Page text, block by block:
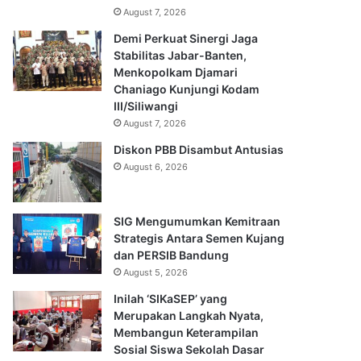
August 7, 2026
Demi Perkuat Sinergi Jaga
Stabilitas Jabar-Banten,
Menkopolkam Djamari
Chaniago Kunjungi Kodam
III/Siliwangi
August 7, 2026
Diskon PBB Disambut Antusias
August 6, 2026
SIG Mengumumkan Kemitraan
Strategis Antara Semen Kujang
dan PERSIB Bandung
August 5, 2026
Inilah ‘SIKaSEP’ yang
Merupakan Langkah Nyata,
Membangun Keterampilan
Sosial Siswa Sekolah Dasar